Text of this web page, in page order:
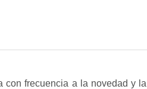
con frecuencia a la novedad y la